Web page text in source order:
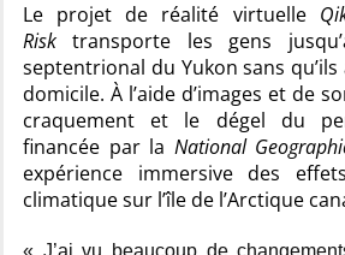
Le projet de réalité virtuelle
Risk transporte les gens
septentrional du Yukon sans
domicile. À l’aide d’images et de
craquement et le dégel du
financée par la National
expérience immersive des
climatique sur l’île de l’Arctique
J’ai vu beaucoup de